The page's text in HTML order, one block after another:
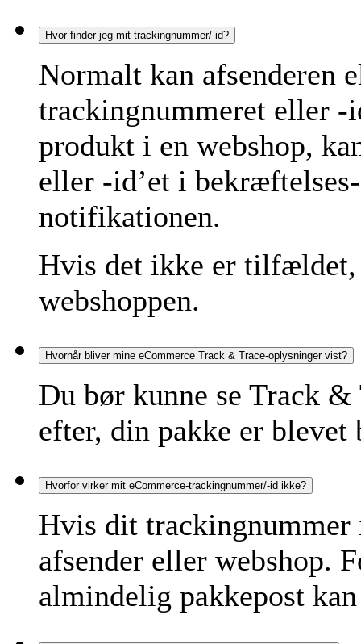
Hvor finder jeg mit trackingnummer/-id?
Normalt kan afsenderen
trackingnummeret eller -
produkt i en webshop,
eller -id’et i
notifikationen.
Hvis det ikke er tilfældet,
webshoppen.
Hvornår bliver mine eCommerce Track & Trace-oplysninger vist?
Du bør kunne se Track
efter, din pakke er blevet
Hvorfor virker mit eCommerce-trackingnummer/-id ikke?
Hvis dit
afsender eller webshop.
almindelig pakkepost